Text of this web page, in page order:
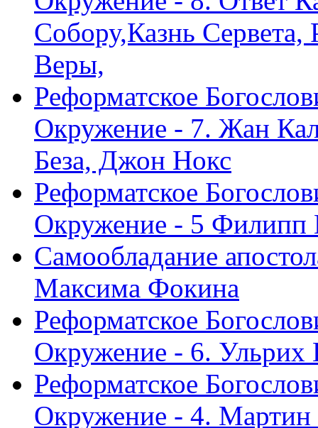
Собору,Казнь Сервета,
Веры,
Реформатское
Окружение - 7. Жан
Беза, Джон Нокс
Реформатское
Окружение - 5 Филипп
Самообладание
Максима Фокина
Реформатское
Окружение - 6. Ульрих
Реформатское
Окружение - 4.